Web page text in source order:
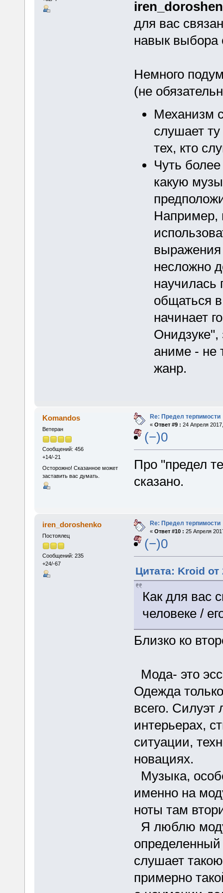
для вас
навык
Немного
(не
Механизм
слушает
тех, кто
Чуть
какую
Например,
несложно
научилась
общаться
начинает
Онидзуке",
аниме - не
жанр.
Komandos
Ветеран
Сообщений: 456
+14/-21
Осторожно! Сказанное может
заставить вас думать.
Re: Предел терпимости
« Ответ #9 : 24 Апреля
(−)0
Про "предел
сказано.
iren_doroshenko
Постоялец
Сообщений: 235
+24/-67
Re: Предел терпимости
« Ответ #10 : 25 Апреля
(−)0
Цитата: Kroid
Как для вас
человеке /
Близко ко
Мода- это
Одежда
всего. Силуэт
интерьерах,
ситуации,
новациях.
Музыка,
именно на
ноты там
Я люблю
определенный
слушает
примерно